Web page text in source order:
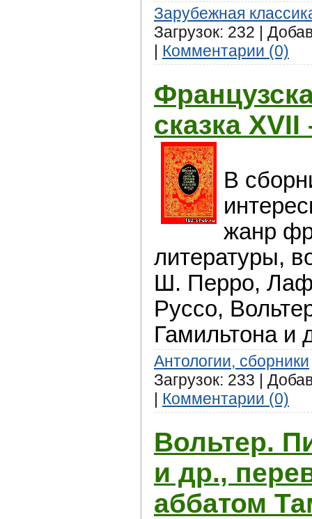
Зарубежная
Загрузок: 232 |
| Комментарии (0)
сказка
В
жанр
литературы,
Ш. Перро,
Руссо,
Гамильтона и
Антологии, сборники
Загрузок: 233 |
| Комментарии (0)
Вольтер.
и др.,
аббатом